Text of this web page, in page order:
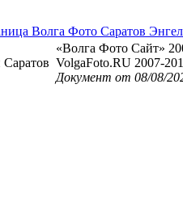
Волга Фото Саратов
Саратов
«Волга Фото Сайт»
VolgaFoto.RU 2007-
Документ от 08/08/